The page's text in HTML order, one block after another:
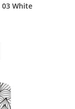
03 White